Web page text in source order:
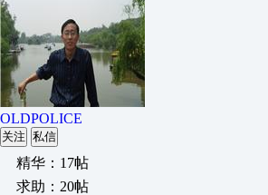
OLDPOLICE
关注 私信
精华：17帖
求助：20帖